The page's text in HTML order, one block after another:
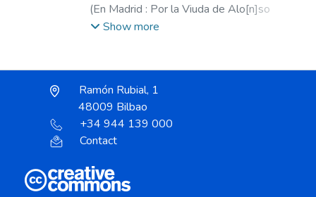
(En Madrid : Por la Viuda de Alo[n]so
Gomez,1591)
Show more
Ramón Rubial, 1
48009 Bilbao
+34 944 139 000
Contact